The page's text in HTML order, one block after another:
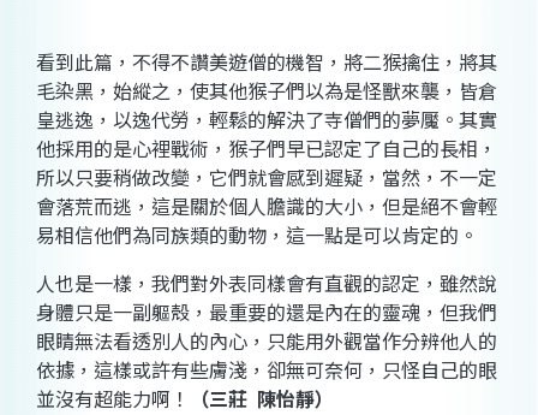
看到此篇，不得不讚美遊僧的機智，將二猴擒住，將其
毛染黑，始縱之，使其他猴子們以為是怪獸來襲，皆倉
皇逃逸，以逸代勞，輕鬆的解決了寺僧們的夢魘。其實
他採用的是心裡戰術，猴子們早已認定了自己的長相，
所以只要稍做改變，它們就會感到遲疑，當然，不一定
會落荒而逃，這是關於個人膽識的大小，但是絕不會輕
易相信他們為同族類的動物，這一點是可以肯定的。
人也是一樣，我們對外表同樣會有直觀的認定，雖然說
身體只是一副軀殼，最重要的還是內在的靈魂，但我們
眼睛無法看透別人的內心，只能用外觀當作分辨他人的
依據，這樣或許有些膚淺，卻無可奈何，只怪自己的眼
並沒有超能力啊！
（三莊 陳怡靜）